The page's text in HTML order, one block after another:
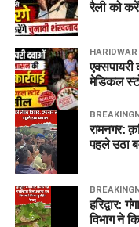
रैली को
HARIDWAR
एक्सपायरी
मेडिकल
रामनगर:
पहले उठा
हरिद्वार:
विभाग ने